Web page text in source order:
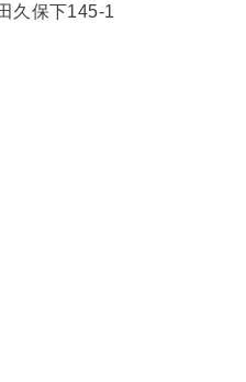
久保下145-1